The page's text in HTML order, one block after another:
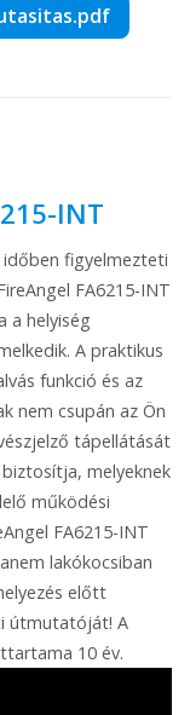
INT
figyelmezteti
FA6215-INT
a helyiség
A praktikus
funkció és az
nem csupán az Ön
tápellátását
melyeknek
működési
FA6215-INT
lakókocsiban
előtt
útmutatóját! A
10 év.